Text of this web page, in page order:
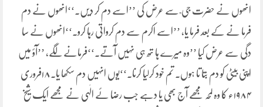
انھوں نے حضرت جی ؒ سے عرض کی ’’اسے دم کر دیں۔‘‘انھوں نے دم
فرما نے کے بعد فرما یا، ’’اسے اکرم سے دم کرواتی رہا کرو۔‘‘انھوں نے سا
دگی سے عرض کیا ’’وہ میرے ہا تھ ہی نہیں آتے۔‘‘فرمانے لگے، ’’آؤ میں
اپنی بیٹی کو دم بتا تا ہوں۔ تم خود کرلیا کرنا۔‘‘یوں انہیں دم سکھا یا۔۱۸فروری
۱۹۸۴ء کا وہ لمحہ مجھے آج بھی یا دہے جب رضا ئے الٰہی نے مجھے ایک شیخ